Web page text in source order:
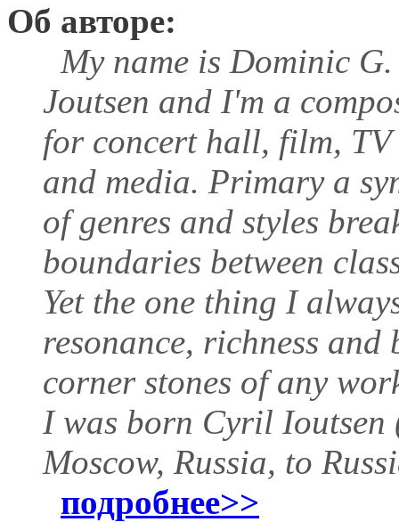
Об авторе:
My name is Dominic G.
Joutsen and I'm a
for concert hall, film, TV
and media. Primary a
of genres and styles
boundaries between
Yet the one thing I
resonance, richness
corner stones of any
I was born Cyril Ioutsen
Moscow, Russia, to
подробнее>>